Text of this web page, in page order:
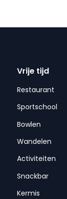
Vrije tijd
Restaurant
Sportschool
Bowlen
Wandelen
Activiteiten
Snackbar
Kermis